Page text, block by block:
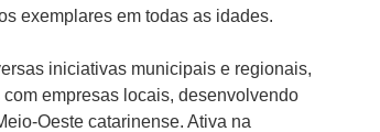
exemplares em todas as idades.
iniciativas municipais e regionais,
empresas locais, desenvolvendo
Oeste catarinense. Ativa na